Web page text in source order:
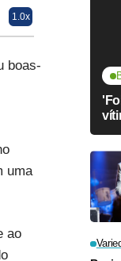
1.0x
boas-
uma
ao